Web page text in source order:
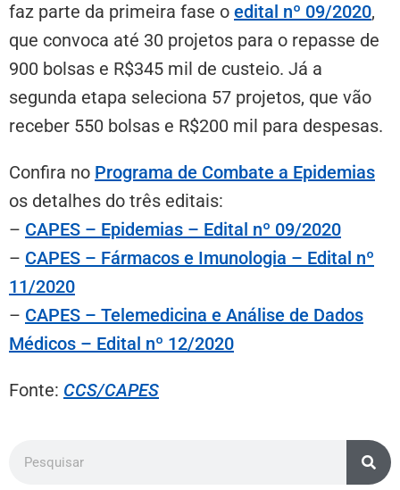
faz parte da primeira fase o edital nº 09/2020,
que convoca até 30 projetos para o repasse de
900 bolsas e R$345 mil de custeio. Já a
segunda etapa seleciona 57 projetos, que vão
receber 550 bolsas e R$200 mil para despesas.
Confira no Programa de Combate a Epidemias
os detalhes do três editais:
– CAPES – Epidemias – Edital nº 09/2020
– CAPES – Fármacos e Imunologia – Edital nº
11/2020
– CAPES – Telemedicina e Análise de Dados
Médicos – Edital nº 12/2020
Fonte: CCS/CAPES